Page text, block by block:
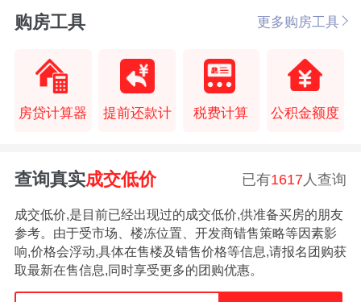
购房工具 更多购房工具
房贷计算器 提前还款计 税费计算 公积金额度
查询真实成交低价 已有1617 人查询
成交低价,是目前已经出现过的成交低价,供准备买房的朋友
参考。由于受市场、楼冻位置、开发商错售策略等因素影
响,价格会浮动,具体在售楼及错售价格等信息,请报名团购获
取最新在售信息,同时享受更多的团购优惠。